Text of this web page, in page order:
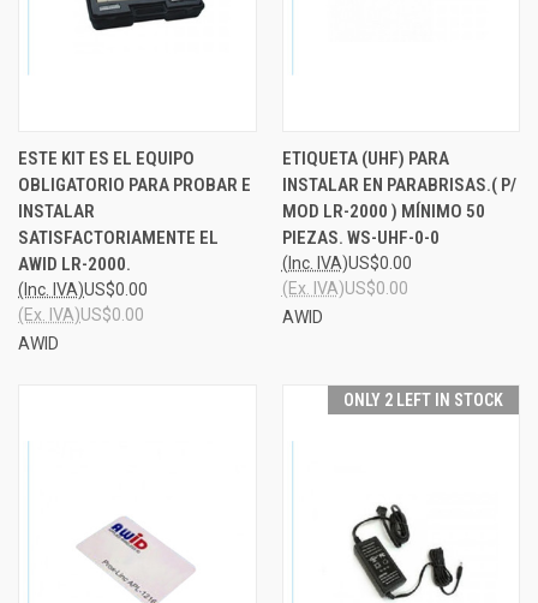
ESTE KIT ES EL EQUIPO
OBLIGATORIO PARA PROBAR E
INSTALAR
SATISFACTORIAMENTE EL
AWID LR-2000.
US$0.00
(Inc. IVA)
US$0.00
(Ex. IVA)
AWID
ETIQUETA (UHF) PARA
INSTALAR EN PARABRISAS.( P/
MOD LR-2000 ) MÍNIMO 50
PIEZAS. WS-UHF-0-0
US$0.00
(Inc. IVA)
US$0.00
(Ex. IVA)
AWID
ONLY 2 LEFT IN STOCK